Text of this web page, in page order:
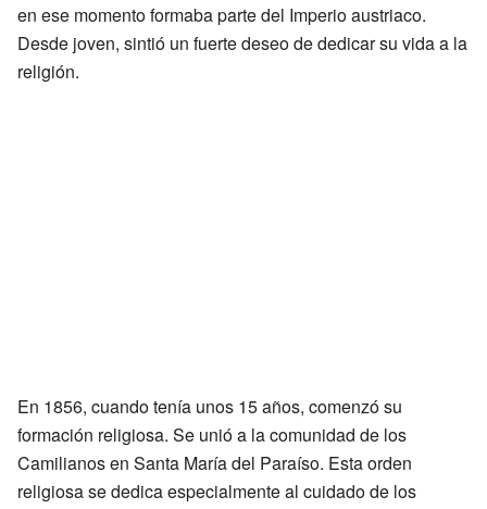
en ese momento formaba parte del Imperio austriaco.
Desde joven, sintió un fuerte deseo de dedicar su vida a la
religión.
En 1856, cuando tenía unos 15 años, comenzó su
formación religiosa. Se unió a la comunidad de los
Camilianos en Santa María del Paraíso. Esta orden
religiosa se dedica especialmente al cuidado de los